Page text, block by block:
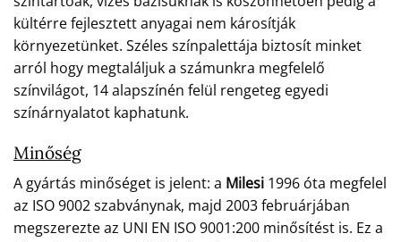
kültérre fejlesztett anyagai nem károsítják
környezetünket. Széles színpalettája biztosít minket
arról hogy megtaláljuk a számunkra megfelelő
színvilágot, 14 alapszínén felül rengeteg egyedi
színárnyalatot kaphatunk.
Minőség
A gyártás minőséget is jelent: a Milesi 1996 óta megfelel
az ISO 9002 szabványnak, majd 2003 februárjában
megszerezte az UNI EN ISO 9001:200 minősítést is. Ez a